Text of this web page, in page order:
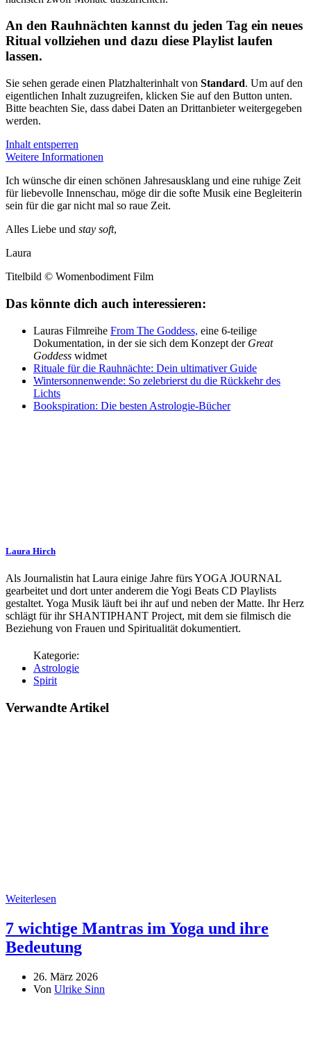
An den Rauhnächten kannst du jeden Tag ein neues
Ritual vollziehen und dazu diese Playlist laufen
lassen.
Sie sehen gerade einen Platzhalterinhalt von Standard. Um auf den
eigentlichen Inhalt zuzugreifen, klicken Sie auf den Button unten.
Bitte beachten Sie, dass dabei Daten an Drittanbieter weitergegeben
werden.
Inhalt entsperren
Weitere Informationen
Ich wünsche dir einen schönen Jahresausklang und eine ruhige Zeit
für liebevolle Innenschau, möge dir die softe Musik eine Begleiterin
sein für die gar nicht mal so raue Zeit.
Alles Liebe und stay soft,
Laura
Titelbild © Womenbodiment Film
Das könnte dich auch interessieren:
Lauras Filmreihe From The Goddess, eine 6-teilige
Dokumentation, in der sie sich dem Konzept der Great
Goddess widmet
Rituale für die Rauhnächte: Dein ultimativer Guide
Wintersonnenwende: So zelebrierst du die Rückkehr des
Lichts
Bookspiration: Die besten Astrologie-Bücher
Laura Hirch
Als Journalistin hat Laura einige Jahre fürs YOGA JOURNAL
gearbeitet und dort unter anderem die Yogi Beats CD Playlists
gestaltet. Yoga Musik läuft bei ihr auf und neben der Matte. Ihr Herz
schlägt für ihr SHANTIPHANT Project, mit dem sie filmisch die
Beziehung von Frauen und Spiritualität dokumentiert.
Astrologie
Spirit
Verwandte Artikel
Weiterlesen
7 wichtige Mantras im Yoga und ihre
Bedeutung
26. März 2026
Von Ulrike Sinn